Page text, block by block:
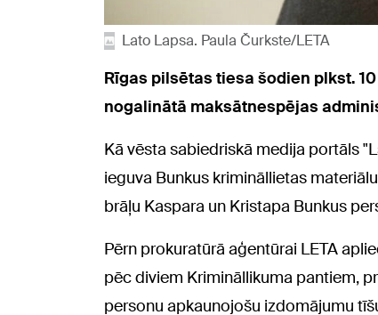
Lato Lapsa. Paula Čurkste/LETA
Rīgas pilsētas tiesa šodien plkst.
nogalinātā maksātnespējas
Kā vēsta sabiedriskā medija portāls
ieguva Bunkus krimināllietas
brāļu Kaspara un Kristapa Bunkus
Pērn prokuratūrā aģentūrai LETA
pēc diviem Krimināllikuma pantiem,
personu apkaunojošu izdomājumu